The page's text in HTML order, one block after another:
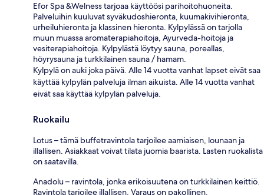
Efor Spa &Welness tarjoaa käyttöösi parihoitohuoneita.
Palveluihin kuuluvat syväkudoshieronta, kuumakivihieronta,
urheiluhieronta ja klassinen hieronta. Kylpylässä on tarjolla
muun muassa aromaterapiahoitoja, Ayurveda-hoitoja ja
vesiterapiahoitoja. Kylpylästä löytyy sauna, poreallas,
höyrysauna ja turkkilainen sauna / hamam.
Kylpylä on auki joka päivä. Alle 14 vuotta vanhat lapset eivät saa
käyttää kylpylän palveluja ilman aikuista. Alle 14 vuotta vanhat
eivät saa käyttää kylpylän palveluja.
Ruokailu
Lotus – tämä buffetravintola tarjoilee aamiaisen, lounaan ja
illallisen. Asiakkaat voivat tilata juomia baarista. Lasten ruokalista
on saatavilla.
Anadolu – ravintola, jonka erikoisuutena on turkkilainen keittiö.
Ravintola tarjoilee illallisen. Varaus on pakollinen.